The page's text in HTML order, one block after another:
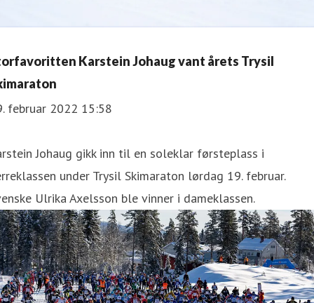
Karstein Johaug vant årets Trysil
februar 2022 15:58
Johaug gikk inn til en soleklar førsteplass i
under Trysil Skimaraton lørdag 19. februar.
Ulrika Axelsson ble vinner i dameklassen.